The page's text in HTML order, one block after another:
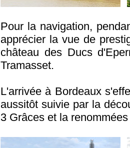
Pour la navigation,
apprécier la vue de
château des Ducs
Tramasset.
L'arrivée à Bordeaux
aussitôt suivie par la
3 Grâces et la